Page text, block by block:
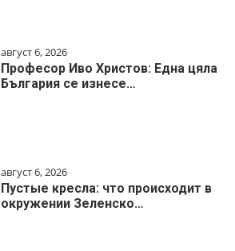
август 6, 2026
Професор Иво Христов: Една цяла
България се изнесе…
август 6, 2026
Пустые кресла: что происходит в
окружении Зеленско…